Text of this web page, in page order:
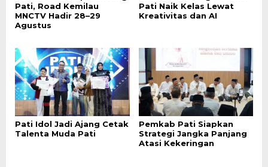
Pati, Road Kemilau
MNCTV Hadir 28–29
Agustus
Pati Naik Kelas Lewat
Kreativitas dan AI
Pati Idol Jadi Ajang Cetak
Talenta Muda Pati
Pemkab Pati Siapkan
Strategi Jangka Panjang
Atasi Kekeringan